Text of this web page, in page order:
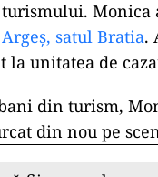
Monica
satul Bratia.
la unitatea de
din turism,
din nou pe